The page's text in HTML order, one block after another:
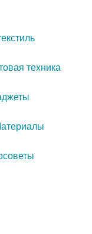
техника